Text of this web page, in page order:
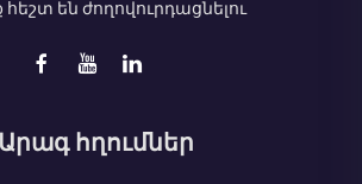
են ժողովուրդացնելու
Արագ հղումներ